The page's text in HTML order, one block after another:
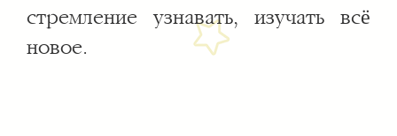
стремление узнавать, изучать всё
новое.